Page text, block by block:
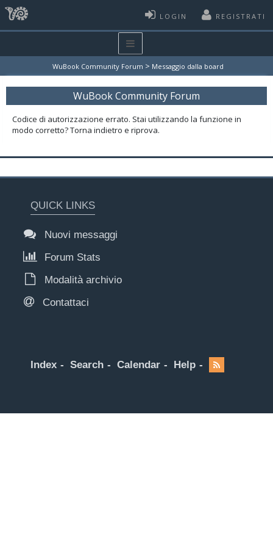
LOGIN REGISTRATI
WuBook Community Forum > Messaggio dalla board
WuBook Community Forum
Codice di autorizzazione errato. Stai utilizzando la funzione in
modo corretto? Torna indietro e riprova.
QUICK LINKS
Nuovi messaggi
Forum Stats
Modalità archivio
Contattaci
Index Search Calendar Help